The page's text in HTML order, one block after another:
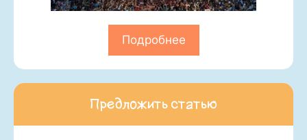
Подробнее
Предложить статью